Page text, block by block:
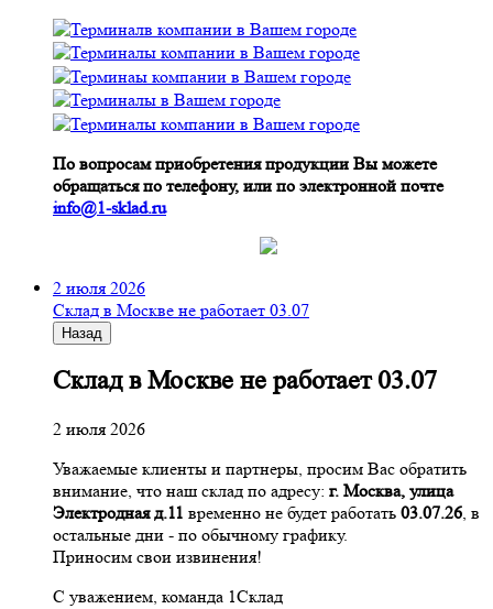
По вопросам приобретения продукции Вы можете
обращаться по телефону, или по электронной почте
info@1-sklad.ru
2 июля 2026
Склад в Москве не работает 03.07
Назад
Склад в Москве не работает 03.07
2 июля 2026
Уважаемые клиенты и партнеры, просим Вас обратить
внимание, что наш склад по адресу: г. Москва, улица
Электродная д.11 временно не будет работать 03.07.26, в
остальные дни - по обычному графику.
Приносим свои извинения!
С уважением, команда 1Склад